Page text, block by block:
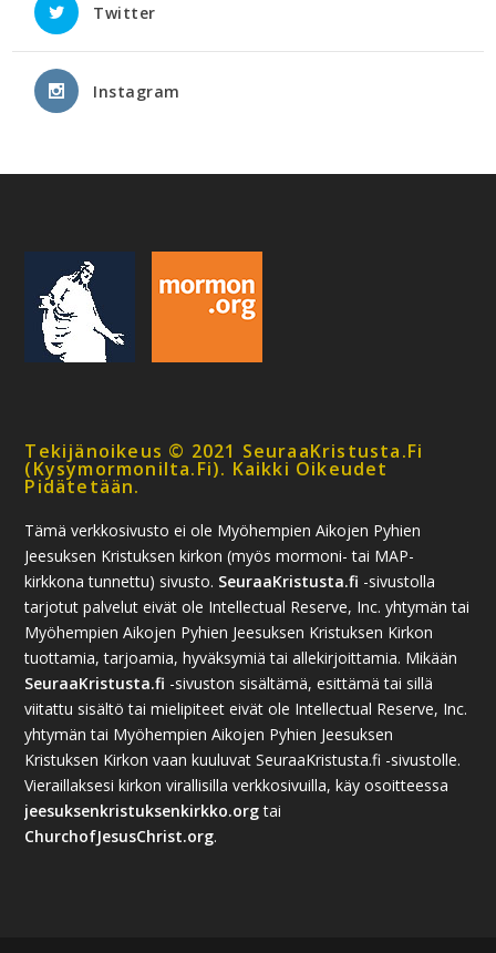
Twitter
Instagram
Tekijänoikeus © 2021 SeuraaKristusta.fi
(kysymormonilta.fi). Kaikki Oikeudet
Pidätetään.
Tämä verkkosivusto ei ole Myöhempien Aikojen Pyhien
Jeesuksen Kristuksen kirkon (myös mormoni- tai MAP-
kirkkona tunnettu) sivusto. SeuraaKristusta.fi -sivustolla
tarjotut palvelut eivät ole Intellectual Reserve, Inc. yhtymän tai
Myöhempien Aikojen Pyhien Jeesuksen Kristuksen Kirkon
tuottamia, tarjoamia, hyväksymiä tai allekirjoittamia. Mikään
SeuraaKristusta.fi -sivuston sisältämä, esittämä tai sillä
viitattu sisältö tai mielipiteet eivät ole Intellectual Reserve, Inc.
yhtymän tai Myöhempien Aikojen Pyhien Jeesuksen
Kristuksen Kirkon vaan kuuluvat SeuraaKristusta.fi -sivustolle.
Vieraillaksesi kirkon virallisilla verkkosivuilla, käy osoitteessa
jeesuksenkristuksenkirkko.orgtai
ChurchofJesusChrist.org.